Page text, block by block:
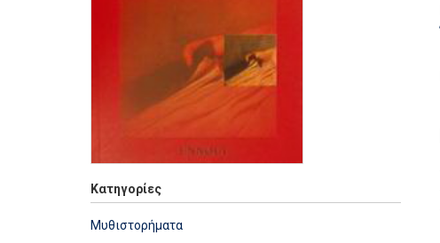
Κατηγορίες
Μυθιστορήματα